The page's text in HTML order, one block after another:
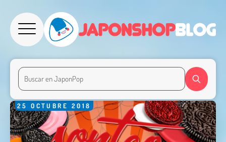
25 OCTUBRE 2018